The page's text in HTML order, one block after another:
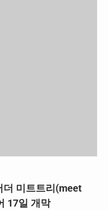
더 미트트리(meet
17일 개막